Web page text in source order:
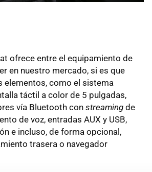
ofrece entre el equipamiento de
en nuestro mercado, si es que
elementos, como el sistema
táctil a color de 5 pulgadas,
vía Bluetooth con streaming de
de voz, entradas AUX y USB,
e incluso, de forma opcional,
trasera o navegador